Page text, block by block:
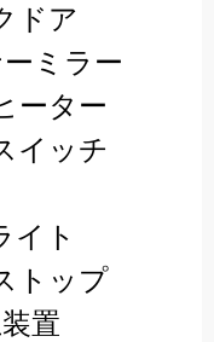
ドア
ミラー
ーター
イッチ
イト
トップ
置